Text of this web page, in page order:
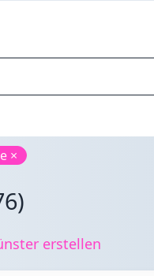
×
erstellen